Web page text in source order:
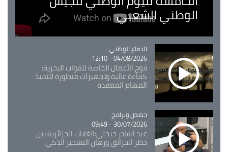
الوطني الشعبي
Catégorie
الدفاع الوطني
04/08/2026 - 12:10
فوج الأعمال الخاصة للقوات البحرية:
كفاءة عالية وتجهيزات متطورة لتنفيذ
المهام المعقدة
Catégorie
حصص وبرامج
30/07/2026 - 09:49
عبد القادر جيجلي:الغابات الجزائرية بين
خطر الحرائق ورهان التشجير الذكي